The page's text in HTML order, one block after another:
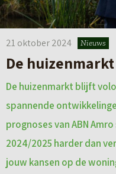
21 oktober 2024 Nieuws
De
De huizenmarkt blijft
spannende
prognoses van ABN
2024/2025 harder dan
jouw kansen op de